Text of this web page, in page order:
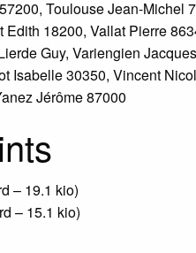
Toulouse Jean-Michel
18200, Vallat Pierre
Guy, Variengien
Isabelle 30350, Vincent
Jérôme 87000
– 19.1 kio)
– 15.1 kio)